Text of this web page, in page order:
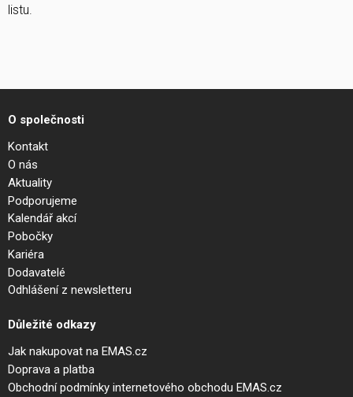
listu.
O společnosti
Kontakt
O nás
Aktuality
Podporujeme
Kalendář akcí
Pobočky
Kariéra
Dodavatelé
Odhlášení z newsletteru
Důležité odkazy
Jak nakupovat na EMAS.cz
Doprava a platba
Obchodní podmínky internetového obchodu EMAS.cz